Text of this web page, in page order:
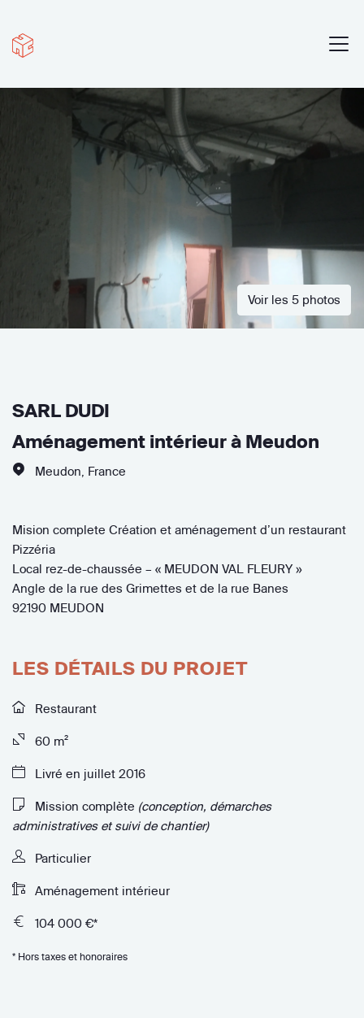
Voir les 5 photos
SARL DUDI
Aménagement intérieur à Meudon
Meudon France
Mision complete Création et aménagement d’un restaurant
Pizzéria
Local rez-de-chaussée – « MEUDON VAL FLEURY »
Angle de la rue des Grimettes et de la rue Banes
92190 MEUDON
LES DÉTAILS DU PROJET
Restaurant
60 m²
Livré en juillet 2016
Mission complète (conception, démarches
administratives et suivi de chantier)
Particulier
Aménagement intérieur
104 000 €*
* Hors taxes et honoraires